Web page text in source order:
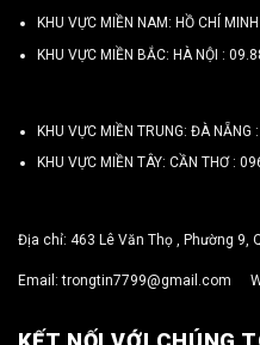
KHU VỰC MIỀN NAM: HỒ CHÍ MINH
KHU VỰC MIỀN BẮC: HÀ NỘI :
KHU VỰC MIỀN TRUNG: ĐÀ NẴNG :
KHU VỰC MIỀN TÂY: CẦN THƠ :
Địa chỉ: 463 Lê Văn Thọ , Phường 9,
Email:trongtin7799@gmail.com